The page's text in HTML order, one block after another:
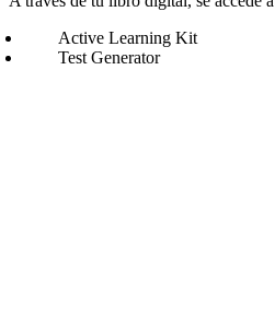
Active Learning Kit
Test Generator